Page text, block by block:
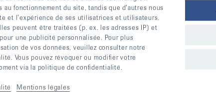
Elle offre aux malades une aide
le label qualité de la fondationZewo
fonctionnement du site, tandis que d’autres nous
et l’expérience de ses utilisatrices et utilisateurs.
peuvent être traitées (p. ex. les adresses IP) et
une publicité personnalisée. Pour plus
de vos données, veuillez consulter notre
Vous pouvez révoquer ou modifier votre
via la politique de confidentialité.
Mentions légales